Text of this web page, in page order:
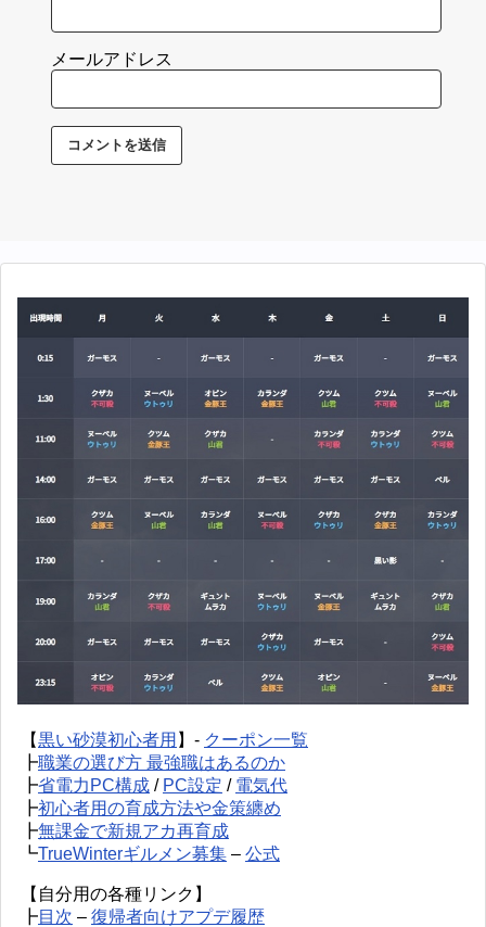
メールアドレス
【黒い砂漠初心者用 】- クーポン一覧
┣職業の選び方 最強職はあるのか
┣省電力PC構成 / PC設定 / 電気代
┣初心者用の育成方法や金策纏め
┣無課金で新規アカ再育成
┗TrueWinterギルメン募集 – 公式
【自分用の各種リンク】
┣目次 – 復帰者向けアプデ履歴